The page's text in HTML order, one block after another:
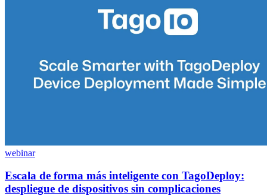
webinar
Escala de forma más inteligente con TagoDeploy:
despliegue de dispositivos sin complicaciones